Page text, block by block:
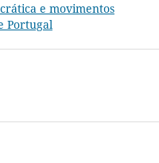
e movimentos
Portugal